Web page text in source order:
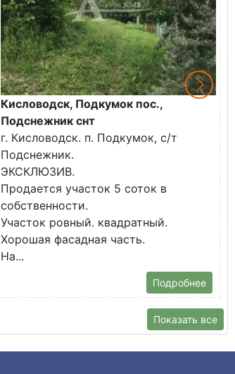
Кисловодск, Подкумок пос.,
Подснежник снт
г. Кисловодск. п. Подкумок, с/т
Подснежник.
ЭКСКЛЮЗИВ.
Продается участок 5 соток в
собственности.
Участок ровный. квадратный.
Хорошая фасадная часть.
На...
Подробнее
Показать все